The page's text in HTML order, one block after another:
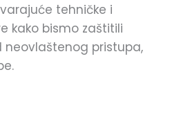
tehničke i
kako bismo zaštitili
neovlaštenog pristupa,